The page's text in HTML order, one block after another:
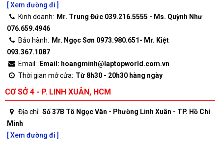
[ Xem đường đi ]
Kinh doanh: Mr. Trung Đức 039.216.5555 - Ms. Quỳnh Như
076.659.4946
Bảo hành: Mr. Ngọc Sơn 0973.980.651- Mr. Kiệt
093.367.1087
Email: Email: hoangminh@laptopworld.com.vn
Thời gian mở cửa: Từ 8h30 - 20h30 hàng ngày
CƠ SỞ 4 - P. LINH XUÂN, HCM
Địa chỉ: Số 37B Tô Ngọc Vân - Phường Linh Xuân - TP. Hồ Chí
Minh
[ Xem đường đi ]